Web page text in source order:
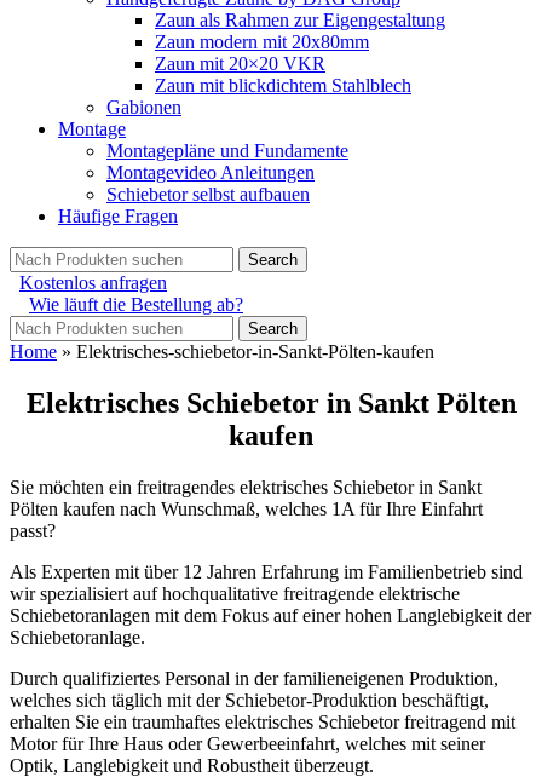
Zaun als Rahmen zur Eigengestaltung
Zaun modern mit 20x80mm
Zaun mit 20×20 VKR
Zaun mit blickdichtem Stahlblech
Gabionen
Montage
Montagepläne und Fundamente
Montagevideo Anleitungen
Schiebetor selbst aufbauen
Häufige Fragen
Search
Kostenlos anfragen
Wie läuft die Bestellung ab?
Search
Home » Elektrisches-schiebetor-in-Sankt-Pölten-kaufen
Elektrisches Schiebetor in Sankt Pölten
kaufen
Sie möchten ein freitragendes elektrisches Schiebetor in Sankt
Pölten kaufen nach Wunschmaß, welches 1A für Ihre Einfahrt
passt?
Als Experten mit über 12 Jahren Erfahrung im Familienbetrieb sind
wir spezialisiert auf hochqualitative freitragende elektrische
Schiebetoranlagen mit dem Fokus auf einer hohen Langlebigkeit der
Schiebetoranlage.
Durch qualifiziertes Personal in der familieneigenen Produktion,
welches sich täglich mit der Schiebetor-Produktion beschäftigt,
erhalten Sie ein traumhaftes elektrisches Schiebetor freitragend mit
Motor für Ihre Haus oder Gewerbeeinfahrt, welches mit seiner
Optik, Langlebigkeit und Robustheit überzeugt.